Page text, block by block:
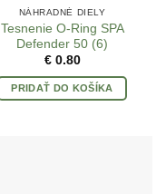
NÁHRADNÉ DIELY
Tesnenie O-Ring SPA
Defender 50 (6)
€0.80
PRIDAŤ DO KOŠÍKA